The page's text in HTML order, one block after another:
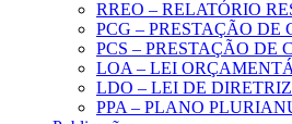
RREO – RELATÓRIO
PCG – PRESTAÇÃO DE
PCS – PRESTAÇÃO DE
LOA – LEI
LDO – LEI DE
PPA – PLANO